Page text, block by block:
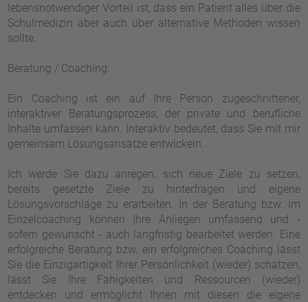
lebensnotwendiger Vorteil ist, dass ein Patient alles über die
Schulmedizin aber auch über alternative Methoden wissen
sollte.
Beratung / Coaching:
Ein Coaching ist ein auf Ihre Person zugeschnittener,
interaktiver Beratungsprozess, der private und berufliche
Inhalte umfassen kann. Interaktiv bedeutet, dass Sie mit mir
gemeinsam Lösungsansätze entwickeln.
Ich werde Sie dazu anregen, sich neue Ziele zu setzen,
bereits gesetzte Ziele zu hinterfragen und eigene
Lösungsvorschläge zu erarbeiten. In der Beratung bzw. im
Einzelcoaching können Ihre Anliegen umfassend und -
sofern gewünscht - auch langfristig bearbeitet werden. Eine
erfolgreiche Beratung bzw. ein erfolgreiches Coaching lässt
Sie die Einzigartigkeit Ihrer Persönlichkeit (wieder) schätzen,
lässt Sie Ihre Fähigkeiten und Ressourcen (wieder)
entdecken und ermöglicht Ihnen mit diesen die eigene